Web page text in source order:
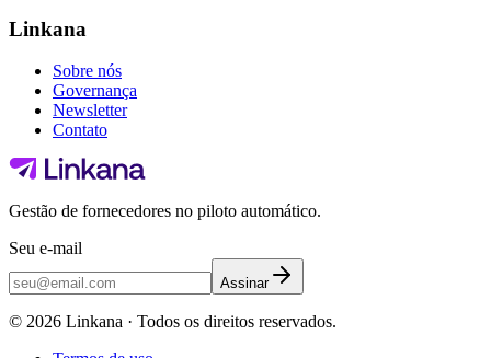
Linkana
Sobre nós
Governança
Newsletter
Contato
Gestão de fornecedores no piloto automático.
Seu e-mail
Assinar
© 2026 Linkana · Todos os direitos reservados.